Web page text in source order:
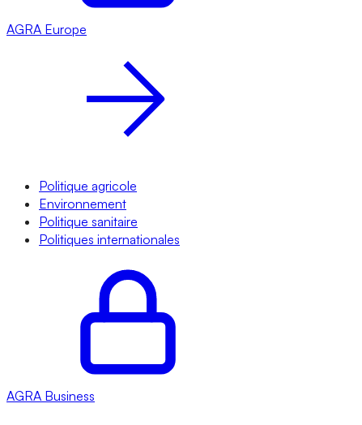
AGRA Europe
Politique agricole
Environnement
Politique sanitaire
Politiques internationales
AGRA Business